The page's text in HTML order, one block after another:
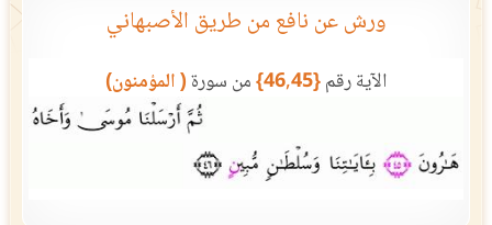
ورش عن نافع من طريق الأصبهاني
الآية رقم{46,45} من سورة( المؤمنون)